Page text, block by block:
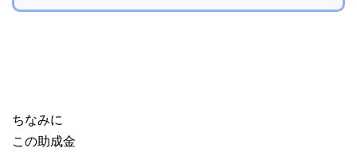
ちなみに
この助成金